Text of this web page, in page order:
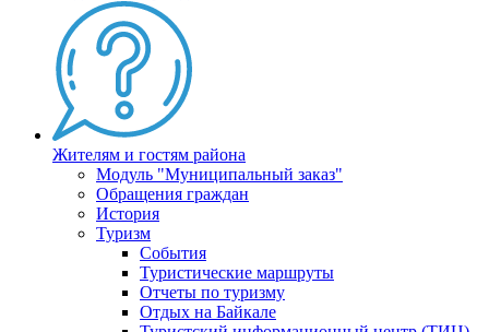
Жителям и гостям района
Модуль "Муниципальный заказ"
Обращения граждан
История
Туризм
События
Туристические маршруты
Отчеты по туризму
Отдых на Байкале